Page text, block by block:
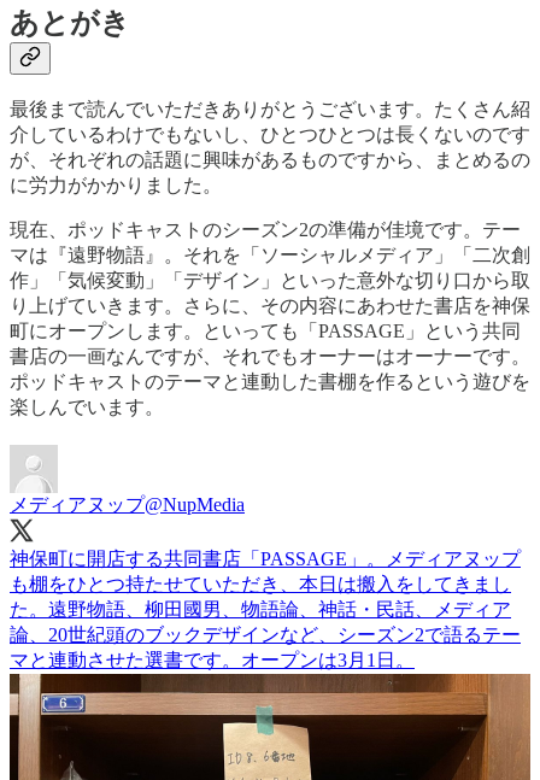
あとがき
最後まで読んでいただきありがとうございます。たくさん紹
介しているわけでもないし、ひとつひとつは長くないのです
が、それぞれの話題に興味があるものですから、まとめるの
に労力がかかりました。
現在、ポッドキャストのシーズン2の準備が佳境です。テー
マは『遠野物語』。それを「ソーシャルメディア」「二次創
作」「気候変動」「デザイン」といった意外な切り口から取
り上げていきます。さらに、その内容にあわせた書店を神保
町にオープンします。といっても「PASSAGE」という共同
書店の一画なんですが、それでもオーナーはオーナーです。
ポッドキャストのテーマと連動した書棚を作るという遊びを
楽しんでいます。
メディアヌップ@NupMedia
神保町に開店する共同書店「PASSAGE」。メディアヌップ
も棚をひとつ持たせていただき、本日は搬入をしてきまし
た。遠野物語、柳田國男、物語論、神話・民話、メディア
論、20世紀頭のブックデザインなど、シーズン2で語るテー
マと連動させた選書です。オープンは3月1日。